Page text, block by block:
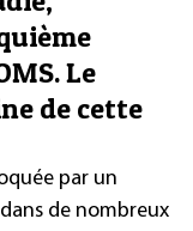
Le
de cette
par un
de nombreux